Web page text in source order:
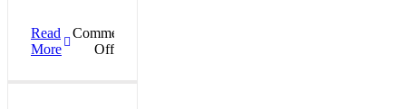
Read
More
Comments
Offon